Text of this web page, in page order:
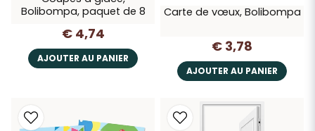
Bolibompa, paquet de 8
€ 4,74
AJOUTER AU PANIER
Carte de vœux, Bolibompa
€ 3,78
AJOUTER AU PANIER